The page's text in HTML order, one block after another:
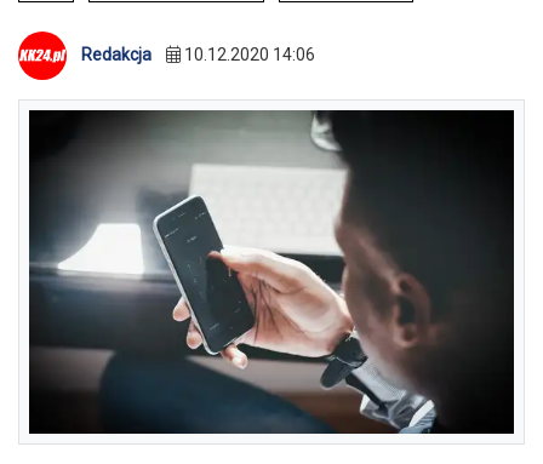
Redakcja 10.12.2020 14:06